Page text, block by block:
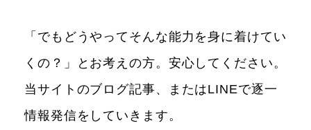
「でもどうやってそんな能力を身に着けてい
くの？」とお考えの方。安心してください。
当サイトのブログ記事、またはLINEで逐一
情報発信をしていきます。